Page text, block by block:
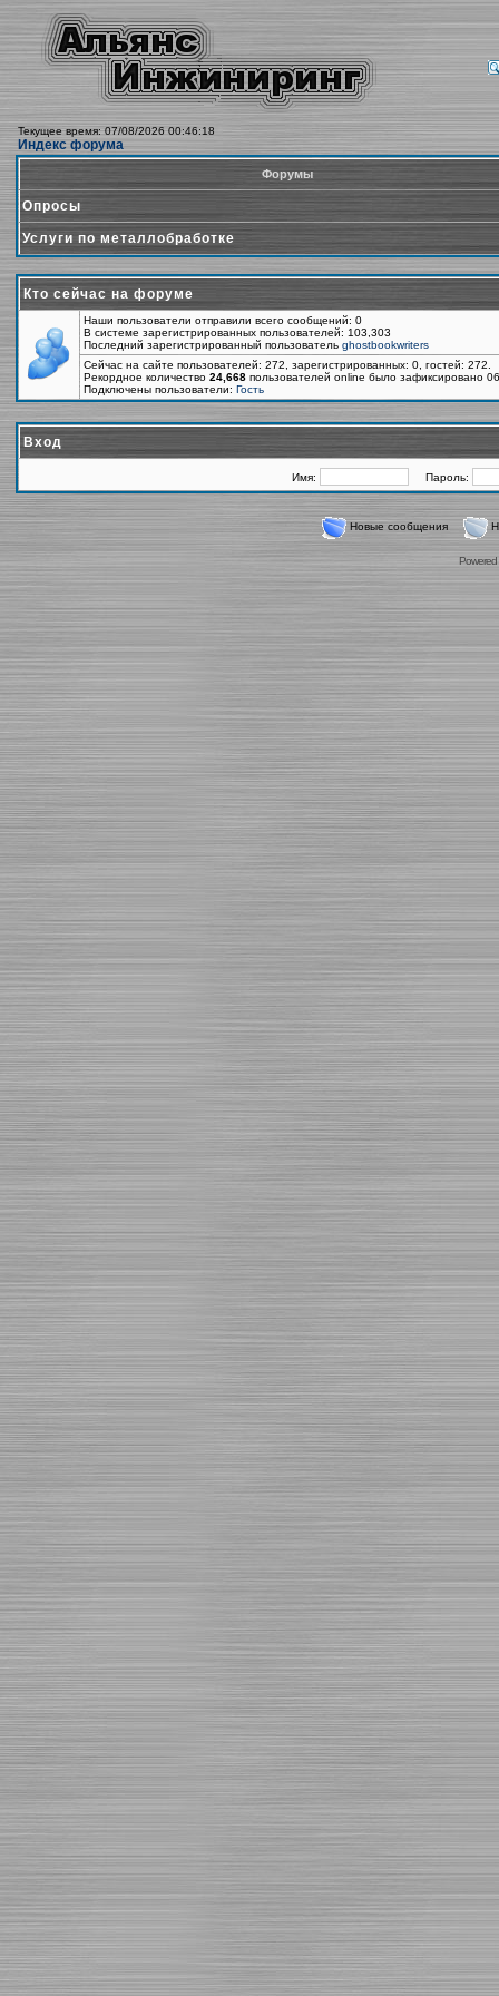
Текущее время: 07/08/2026 00:46:18
Индекс форума
Форумы
Опросы
Услуги по металлобработке
Кто сейчас на форуме
Наши пользователи отправили всего сообщений: 0
В системе зарегистрированных пользователей: 103,303
Последний зарегистрированный пользователь ghostbookwriters
Сейчас на сайте пользователей: 272, зарегистрированных: 0, гостей:
Рекордное количество 24,668 пользователей online было зафиксировано
Подключены пользователи: Гость
Вход
Имя: Пароль:
Новые сообщения